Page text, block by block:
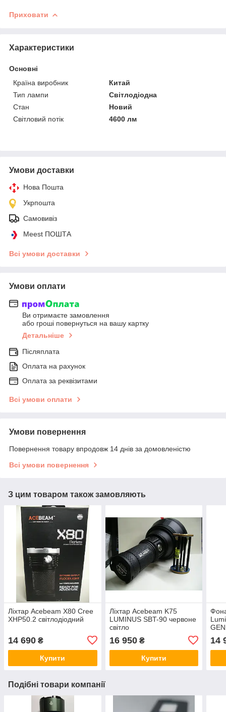
Приховати
Характеристики
Основні
Країна виробник
Китай
Тип лампи
Світлодіодна
Стан
Новий
Світловий потік
4600 лм
Умови доставки
Нова Пошта
Укрпошта
Самовивіз
Meest ПОШТА
Всі умови доставки
Умови оплати
Ви отримаєте замовлення
або гроші повернуться на вашу картку
Детальніше
Післяплата
Оплата на рахунок
Оплата за реквізитами
Всі умови оплати
Умови повернення
Повернення товару впродовж 14 днів за домовленістю
Всі умови повернення
З цим товаром також замовляють
Ліхтар Acebeam X80 Cree
XHP50.2 світлодіодний
14 690 ₴
Купити
Ліхтар Acebeam K75
LUMINUS SBT-90 червоне
світло
16 950₴
Купити
14
Подібні товари компанії